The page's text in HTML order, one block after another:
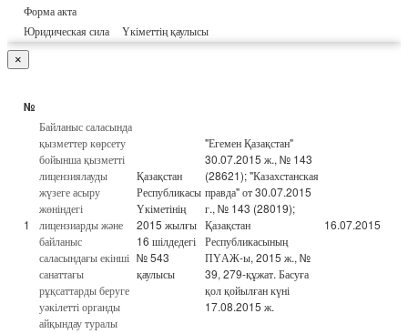
Форма акта
Юридическая сила
Үкіметтің қаулысы
×
№
1
Байланыс саласында
қызметтер көрсету
бойынша қызметті
лицензиялауды
жүзеге асыру
жөніндегі
лицензиарды және
байланыс
саласындағы екінші
санаттағы
рұқсаттарды беруге
уәкілетті органды
айқындау туралы
Қазақстан
Республикасы
Үкіметінің
2015 жылғы
16 шілдедегі
№ 543
қаулысы
"Егемен Қазақстан"
30.07.2015 ж., № 143
(28621); "Казахстанская
правда" от 30.07.2015
г., № 143 (28019);
Қазақстан
Республикасының
ПҮАЖ-ы, 2015 ж., №
39, 279-құжат. Басуға
қол қойылған күні
17.08.2015 ж.
16.07.2015